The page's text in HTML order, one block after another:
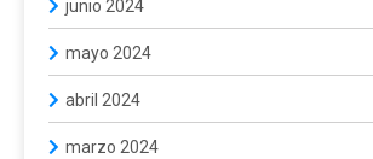
junio 2024
mayo 2024
abril 2024
marzo 2024